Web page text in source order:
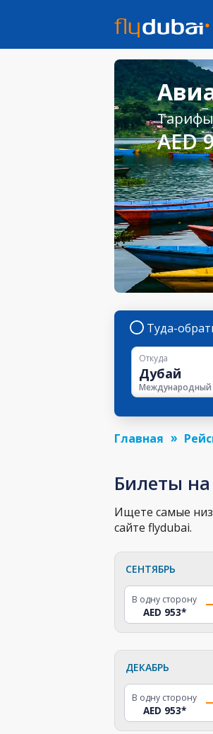
Тарифы
AED
Туда-
Откуда
Главная
Билеты
Ищете самые
сайте flydubai.
СЕНТЯБРЬ
В одну сторону
AED 953*
ДЕКАБРЬ
В одну сторону
AED 953*